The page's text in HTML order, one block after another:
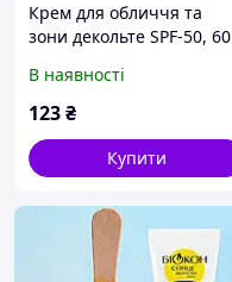
Крем для обличчя та
зони декольте SPF-50, 60
В наявності
123₴
Купити